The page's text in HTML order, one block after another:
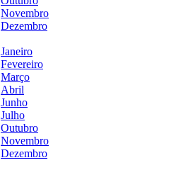
Novembro
Dezembro
Janeiro
Fevereiro
Março
Abril
Junho
Julho
Outubro
Novembro
Dezembro